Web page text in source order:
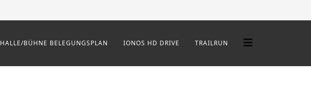
HALLE/BÜHNE BELEGUNGSPLAN IONOS HD DRIVE TRAILRUN